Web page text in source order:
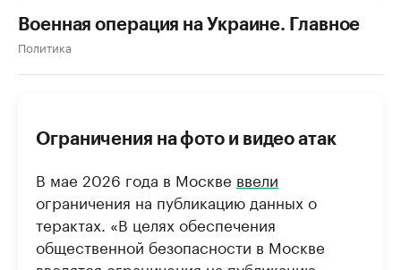
Военная операция на Украине. Главное
Политика
Ограничения на фото и видео атак
В мае 2026 года в Москве ввели
ограничения на публикацию данных о
терактах. «В целях обеспечения
общественной безопасности в Москве